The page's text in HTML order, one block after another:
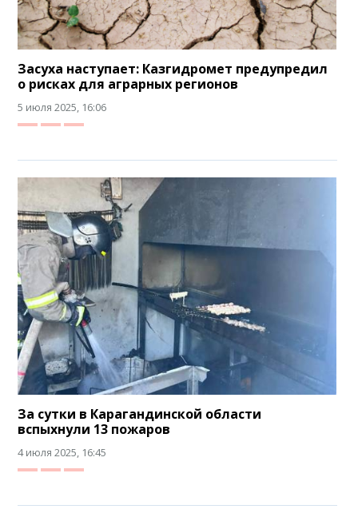
Засуха наступает: Казгидромет предупредил
о рисках для аграрных регионов
5 июля 2025, 16:06
За сутки в Карагандинской области
вспыхнули 13 пожаров
4 июля 2025, 16:45